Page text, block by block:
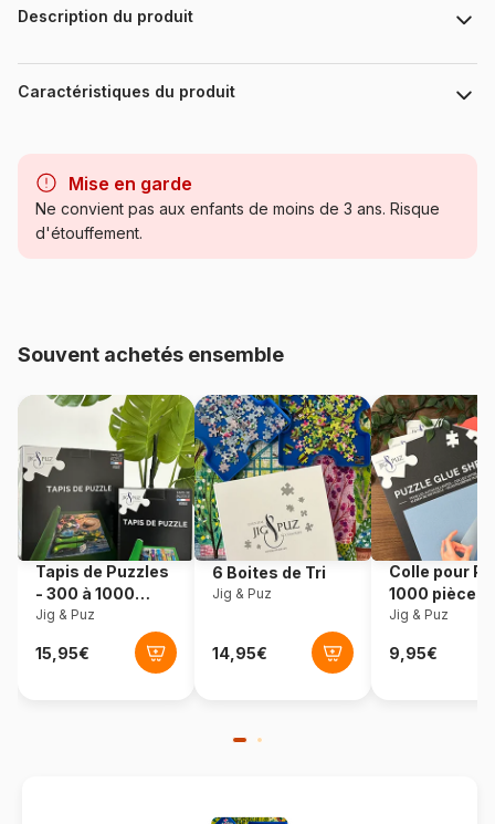
Description du produit
Celebrate Life Gallery / artlicensing.com
Caractéristiques du produit
Catégorie Puzzles - Déco et Objets
Référence Bluebird-Puzzle-70281
EAN 3663384702815
Nombre de pièces 1500 pièces
Dimensions 68 x 48 cm
Matière primaire
Format boîte Boîte en carton
Mise en garde
Ne convient pas aux enfants de moins de 3 ans. Risque
d'étouffement.
Souvent achetés ensemble
Tapis de Puzzles
- 300 à 1000
pièces
Jig & Puz
6 Boites de Tri
Jig & Puz
Colle pour
1000 pièces
Jig & Puz